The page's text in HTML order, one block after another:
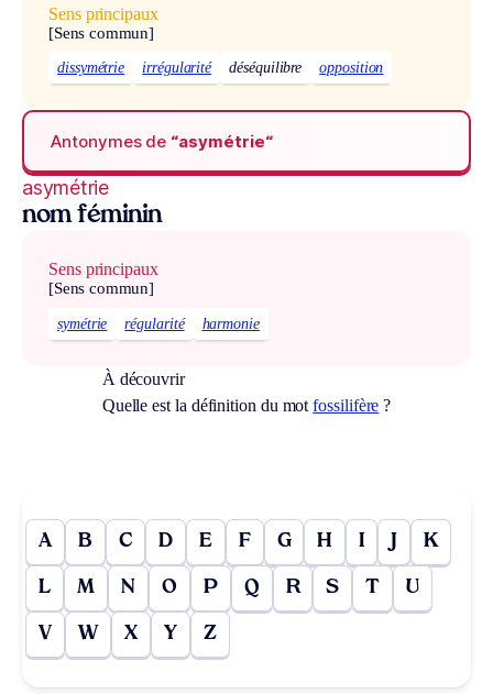
Sens principaux
[Sens commun]
dissymétrie irrégularité déséquilibre opposition
Antonymes de “asymétrie“
asymétrie
nom féminin
Sens principaux
[Sens commun]
symétrie régularité harmonie
À découvrir
Quelle est la définition du motfossilifère ?
A B C D E F G H I J K
L M N O P Q R S T U
V W X Y Z